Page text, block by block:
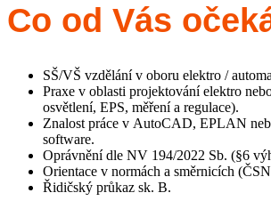
Co od Vás
SŠ/VŠ vzdělání v oboru elektro /
Praxe v oblasti projektování elektro
osvětlení, EPS, měření a regulace).
Znalost práce v AutoCAD, EPLAN
software.
Oprávnění dle NV 194/2022 Sb. (§6
Orientace v normách a směrnicích
Řidičský průkaz sk. B.